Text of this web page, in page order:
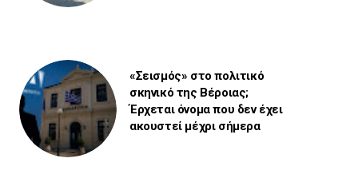
«Σεισμός» στο πολιτικό
σκηνικό της Βέροιας;
Έρχεται όνομα που δεν έχει
ακουστεί μέχρι σήμερα